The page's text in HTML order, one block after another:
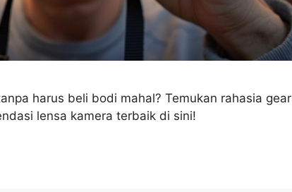
harus beli bodi mahal? Temukan rahasia gear
lensa kamera terbaik di sini!